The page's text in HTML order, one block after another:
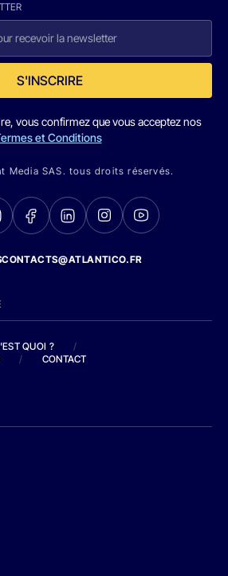
S'INSCRIRE
vous confirmez que vous acceptez nos
et Conditions
Media SAS. tous droits réservés.
QUOI ?
/
/ CONTACT